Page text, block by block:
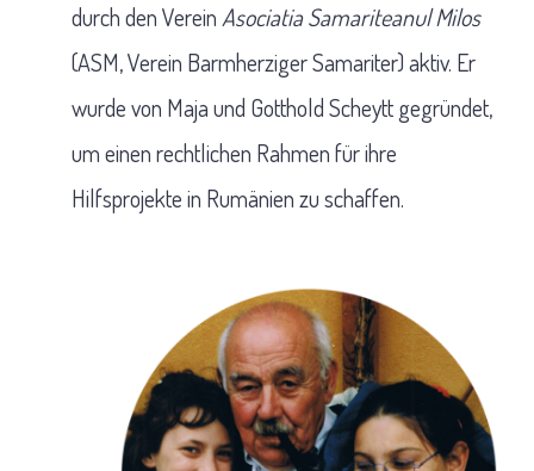
durch den VereinAsociatia Samariteanul Milos
(ASM, Verein Barmherziger Samariter) aktiv. Er
wurde von Maja und Gotthold Scheytt gegründet,
um einen rechtlichen Rahmen für ihre
Hilfsprojekte in Rumänien zu schaffen.